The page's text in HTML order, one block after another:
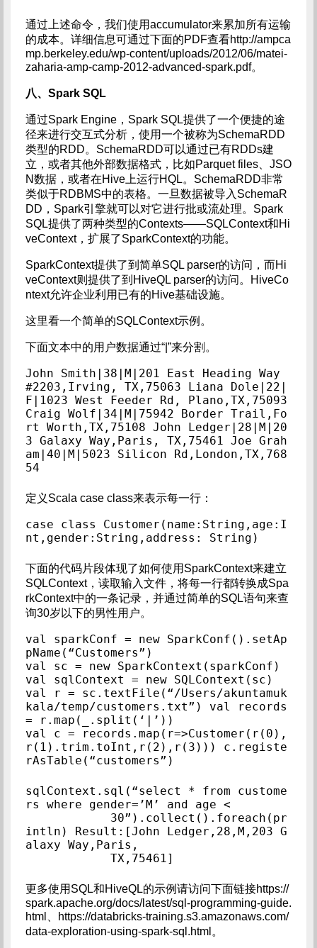
通过上述命令，我们使用accumulator来累加所有运输
的成本。详细信息可通过下面的PDF查看http://ampca
mp.berkeley.edu/wp-content/uploads/2012/06/matei-
zaharia-amp-camp-2012-advanced-spark.pdf。
八、Spark SQL
通过Spark Engine，Spark SQL提供了一个便捷的途
径来进行交互式分析，使用一个被称为SchemaRDD
类型的RDD。SchemaRDD可以通过已有RDDs建
立，或者其他外部数据格式，比如Parquet files、JSO
N数据，或者在Hive上运行HQL。SchemaRDD非常
类似于RDBMS中的表格。一旦数据被导入SchemaR
DD，Spark引擎就可以对它进行批或流处理。Spark
SQL提供了两种类型的Contexts——SQLContext和Hi
veContext，扩展了SparkContext的功能。
SparkContext提供了到简单SQL parser的访问，而Hi
veContext则提供了到HiveQL parser的访问。HiveCo
ntext允许企业利用已有的Hive基础设施。
这里看一个简单的SQLContext示例。
下面文本中的用户数据通过“|”来分割。
John Smith|38|M|201 East Heading Way
#2203,Irving, TX,75063 Liana Dole|22|
F|1023 West Feeder Rd, Plano,TX,75093
Craig Wolf|34|M|75942 Border Trail,Fo
rt Worth,TX,75108 John Ledger|28|M|20
3 Galaxy Way,Paris, TX,75461 Joe Grah
am|40|M|5023 Silicon Rd,London,TX,768
54
定义Scala case class来表示每一行：
case class Customer(name:String,age:I
nt,gender:String,address: String)
下面的代码片段体现了如何使用SparkContext来建立
SQLContext，读取输入文件，将每一行都转换成Spa
rkContext中的一条记录，并通过简单的SQL语句来查
询30岁以下的男性用户。
val sparkConf = new SparkConf().setAp
pName(“Customers”)
val sc = new SparkContext(sparkConf)
val sqlContext = new SQLContext(sc)
val r = sc.textFile(“/Users/akuntamuk
kala/temp/customers.txt”) val records
= r.map(_.split(‘|’))
val c = records.map(r=>Customer(r(0),
r(1).trim.toInt,r(2),r(3))) c.registe
rAsTable(“customers”)
sqlContext.sql(“select * from custome
rs where gender=’M’ and age <
intln) Result:[John Ledger,28,M,203 G
alaxy Way,Paris,
            TX,75461]
更多使用SQL和HiveQL的示例请访问下面链接https://
spark.apache.org/docs/latest/sql-programming-guide.
html、https://databricks-training.s3.amazonaws.com/
data-exploration-using-spark-sql.html。